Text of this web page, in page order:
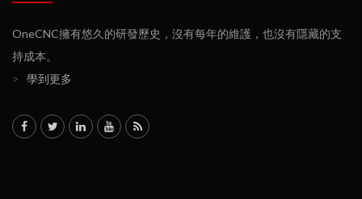
OneCNC擁有悠久的研發歷史，沒有每年的維護，也沒有隱藏的支
持成本。
>
學到更多